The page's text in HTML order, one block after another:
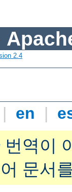
2.4
| en |
역이
문서